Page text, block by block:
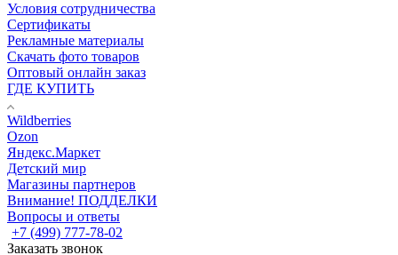
Условия сотрудничества
Сертификаты
Рекламные материалы
Скачать фото товаров
Оптовый онлайн заказ
ГДЕ КУПИТЬ
Wildberries
Ozon
Яндекс.Маркет
Детский мир
Магазины партнеров
Внимание! ПОДДЕЛКИ
Вопросы и ответы
+7 (499) 777-78-02
Заказать звонок